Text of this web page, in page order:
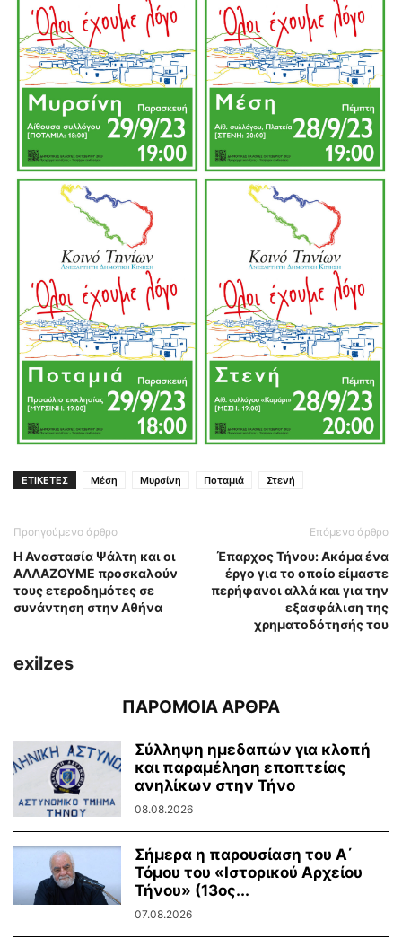
ΕΤΙΚΕΤΕΣ Μέση Μυρσίνη Ποταμιά Στενή
Προηγούμενο άρθρο
Η Αναστασία Ψάλτη και οι
ΑΛΛΑΖΟΥΜΕ προσκαλούν
τους ετεροδημότες σε
συνάντηση στην Αθήνα
Επόμενο άρθρο
Έπαρχος Τήνου: Ακόμα ένα
έργο για το οποίο είμαστε
περήφανοι αλλά και για την
εξασφάλιση της
χρηματοδότησής του
exilzes
ΠΑΡΟΜΟΙΑ ΑΡΘΡΑ
Σύλληψη ημεδαπών για κλοπή
και παραμέληση εποπτείας
ανηλίκων στην Τήνο
08.08.2026
Σήμερα η παρουσίαση του Α΄
Τόμου του «Ιστορικού Αρχείου
Τήνου» (13ος...
07.08.2026